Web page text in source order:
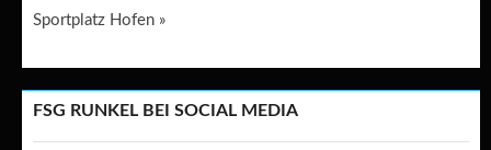
Sportplatz Hofen »
FSG RUNKEL BEI SOCIAL MEDIA